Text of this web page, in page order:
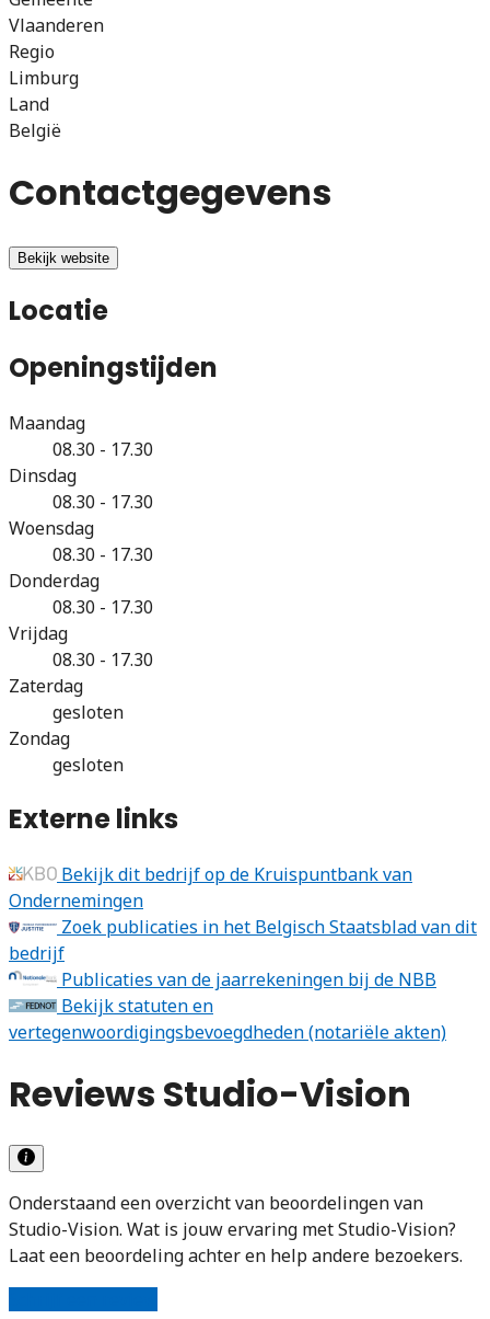
Vlaanderen
Regio
Limburg
Land
België
Contactgegevens
Bekijk website
Locatie
Openingstijden
Maandag
08.30 - 17.30
Dinsdag
08.30 - 17.30
Woensdag
08.30 - 17.30
Donderdag
08.30 - 17.30
Vrijdag
08.30 - 17.30
Zaterdag
gesloten
Zondag
gesloten
Externe links
Bekijk dit bedrijf op de Kruispuntbank van
Ondernemingen
Zoek publicaties in het Belgisch Staatsblad van dit
bedrijf
Publicaties van de jaarrekeningen bij de NBB
Bekijk statuten en
vertegenwoordigingsbevoegdheden (notariële akten)
Reviews Studio-Vision
Onderstaand een overzicht van beoordelingen van
Studio-Vision. Wat is jouw ervaring met Studio-Vision?
Laat een beoordeling achter en help andere bezoekers.